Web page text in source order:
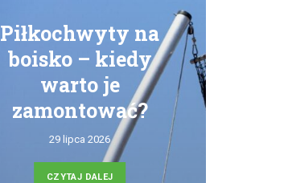
Piłkochwyty na
boisko – kiedy
warto je
zamontować?
29 lipca 2026
CZYTAJ DALEJ